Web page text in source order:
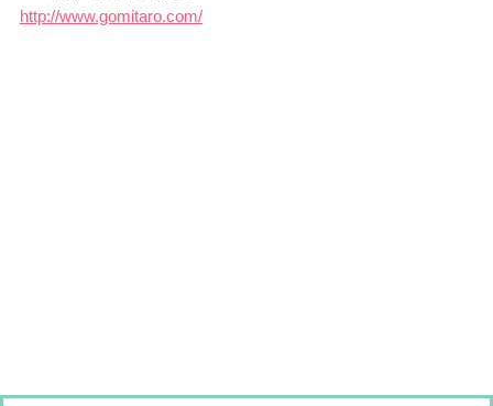
http://www.gomitaro.com/